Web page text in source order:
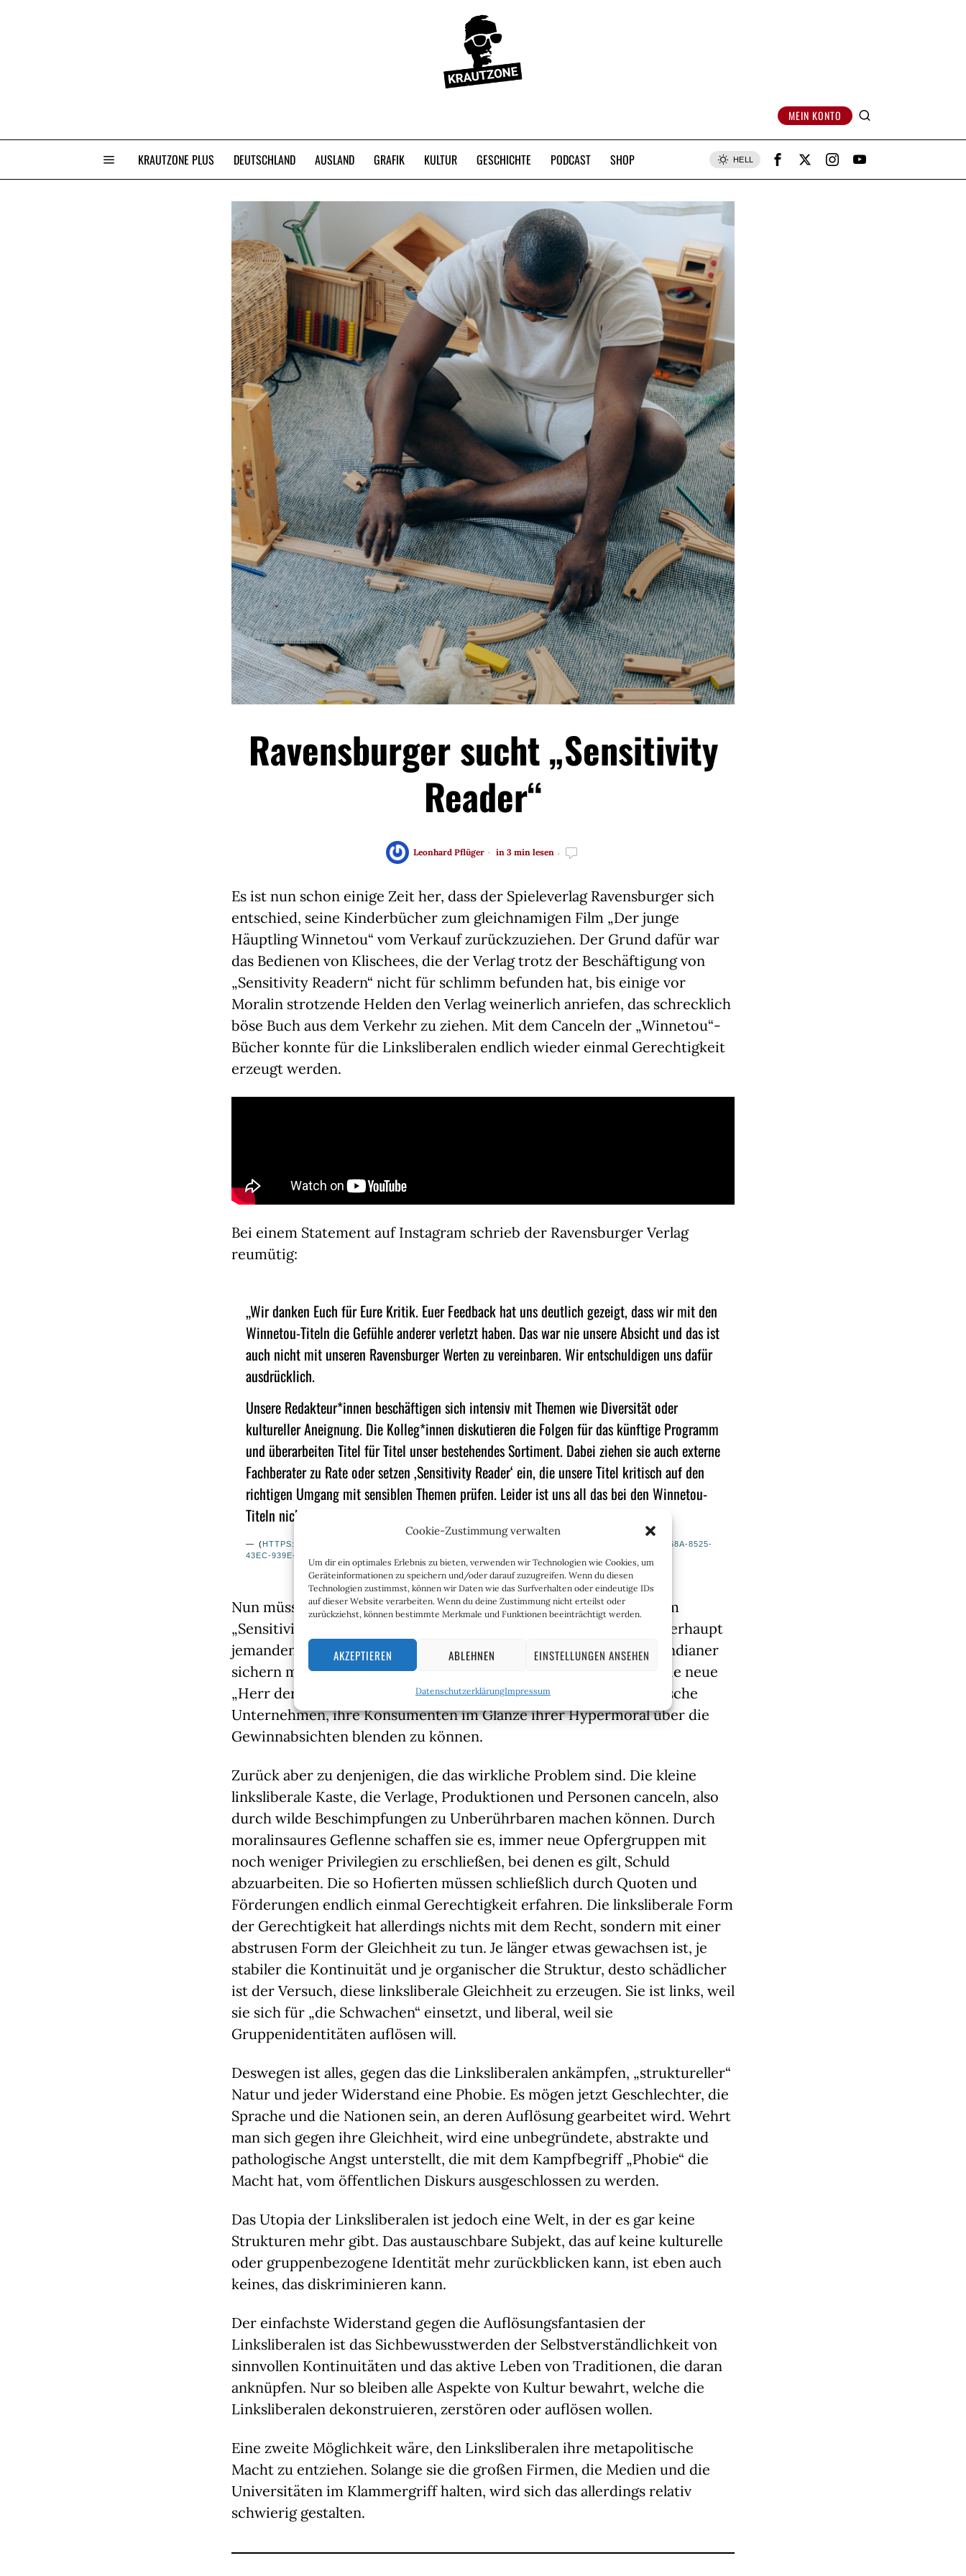
Cookie-Zustimmung verwalten
Um dir ein optimales Erlebnis zu bieten, verwenden wir Technologien wie Cookies, um
Geräteinformationen zu speichern und/oder darauf zuzugreifen. Wenn du diesen
Technologien zustimmst, können wir Daten wie das Surfverhalten oder eindeutige IDs
auf dieser Website verarbeiten. Wenn du deine Zustimmung nicht erteilst oder
zurückziehst, können bestimmte Merkmale und Funktionen beeinträchtigt werden.
AKZEPTIEREN ABLEHNEN EINSTELLUNGEN ANSEHEN
DatenschutzerklärungImpressum
MEIN KONTO
KRAUTZONE PLUS DEUTSCHLAND AUSLAND GRAFIK KULTUR GESCHICHTE PODCAST SHOP HELL
Ravensburger sucht „Sensitivity
Reader“
Leonhard Pflüger in 3 min lesen
Es ist nun schon einige Zeit her, dass der Spieleverlag Ravensburger sich
entschied, seine Kinderbücher zum gleichnamigen Film „Der junge
Häuptling Winnetou“ vom Verkauf zurückzuziehen. Der Grund dafür war
das Bedienen von Klischees, die der Verlag trotz der Beschäftigung von
„Sensitivity Readern“ nicht für schlimm befunden hat, bis einige vor
Moralin strotzende Helden den Verlag weinerlich anriefen, das schrecklich
böse Buch aus dem Verkehr zu ziehen. Mit dem Canceln der „Winnetou“-
Bücher konnte für die Linksliberalen endlich wieder einmal Gerechtigkeit
erzeugt werden.
Bei einem Statement auf Instagram schrieb der Ravensburger Verlag
reumütig:
„Wir danken Euch für Eure Kritik. Euer Feedback hat uns deutlich gezeigt, dass wir mit den
Winnetou-Titeln die Gefühle anderer verletzt haben. Das war nie unsere Absicht und das ist
auch nicht mit unseren Ravensburger Werten zu vereinbaren. Wir entschuldigen uns dafür
ausdrücklich.
Unsere Redakteur*innen beschäftigen sich intensiv mit Themen wie Diversität oder
kultureller Aneignung. Die Kolleg*innen diskutieren die Folgen für das künftige Programm
und überarbeiten Titel für Titel unser bestehendes Sortiment. Dabei ziehen sie auch externe
Fachberater zu Rate oder setzen ‚Sensitivity Reader‘ ein, die unsere Titel kritisch auf den
richtigen Umgang mit sensiblen Themen prüfen. Leider ist uns all das bei den Winnetou-
Titeln nicht gelungen.“
(HTTPS://WWW.INSTAGRAM.COM/P/CHHLYBDSK_A/?UTM_SOURCE=IG_EMBED&IG_RID=AE3EE68A-8525-
43EC-939E-632284441D7F
Nun müsste im Grunde jedem geistig Gesunden klar sein, dass dem
„Sensitivity Reader“ sofort gekündigt werden sollte. Warum es überhaupt
jemanden braucht, der die Diversität in einem Kinderbuch über Indianer
sichern muss, ist fraglich. Aber wie ich in
über die neue
„Herr der Ringe“-Serie bereits erwähnt habe, lieben es kapitalistische
Unternehmen, ihre Konsumenten im Glanze ihrer Hypermoral über die
Gewinnabsichten blenden zu können.
Zurück aber zu denjenigen, die das wirkliche Problem sind. Die kleine
linksliberale Kaste, die Verlage, Produktionen und Personen canceln, also
durch wilde Beschimpfungen zu Unberührbaren machen können. Durch
moralinsaures Geflenne schaffen sie es, immer neue Opfergruppen mit
noch weniger Privilegien zu erschließen, bei denen es gilt, Schuld
abzuarbeiten. Die so Hofierten müssen schließlich durch Quoten und
Förderungen endlich einmal Gerechtigkeit erfahren. Die linksliberale Form
der Gerechtigkeit hat allerdings nichts mit dem Recht, sondern mit einer
abstrusen Form der Gleichheit zu tun. Je länger etwas gewachsen ist, je
stabiler die Kontinuität und je organischer die Struktur, desto schädlicher
ist der Versuch, diese linksliberale Gleichheit zu erzeugen. Sie ist links, weil
sie sich für „die Schwachen“ einsetzt, und liberal, weil sie
Gruppenidentitäten auflösen will.
Deswegen ist alles, gegen das die Linksliberalen ankämpfen, „struktureller“
Natur und jeder Widerstand eine Phobie. Es mögen jetzt Geschlechter, die
Sprache und die Nationen sein, an deren Auflösung gearbeitet wird. Wehrt
man sich gegen ihre Gleichheit, wird eine unbegründete, abstrakte und
pathologische Angst unterstellt, die mit dem Kampfbegriff „Phobie“ die
Macht hat, vom öffentlichen Diskurs ausgeschlossen zu werden.
Das Utopia der Linksliberalen ist jedoch eine Welt, in der es gar keine
Strukturen mehr gibt. Das austauschbare Subjekt, das auf keine kulturelle
oder gruppenbezogene Identität mehr zurückblicken kann, ist eben auch
keines, das diskriminieren kann.
Der einfachste Widerstand gegen die Auflösungsfantasien der
Linksliberalen ist das Sichbewusstwerden der Selbstverständlichkeit von
sinnvollen Kontinuitäten und das aktive Leben von Traditionen, die daran
anknüpfen. Nur so bleiben alle Aspekte von Kultur bewahrt, welche die
Linksliberalen dekonstruieren, zerstören oder auflösen wollen.
Eine zweite Möglichkeit wäre, den Linksliberalen ihre metapolitische
Macht zu entziehen. Solange sie die großen Firmen, die Medien und die
Universitäten im Klammergriff halten, wird sich das allerdings relativ
schwierig gestalten.